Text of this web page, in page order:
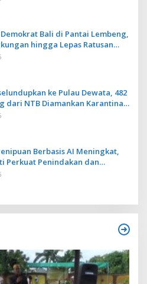
Bali di Pantai Lembeng,
hingga Lepas Ratusan
Nala
ke Pulau Dewata, 482
dari NTB Diamankan Karantina
Berbasis AI Meningkat,
Perkuat Penindakan dan
Aplikasi Anti Penipuan